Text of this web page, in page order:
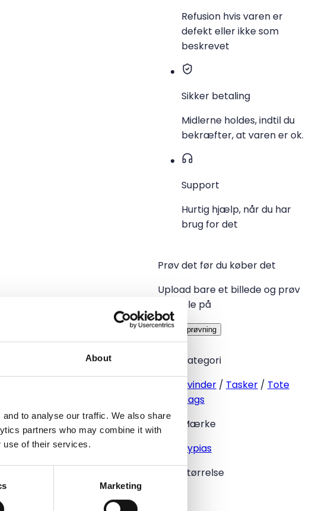
About
to analyse our traffic. We also share
partners who may combine it with
use of their services.
Marketing
Refusion hvis varen er
defekt eller ikke som
beskrevet
Sikker betaling
Midlerne holdes, indtil du
bekræfter, at varen er ok.
Support
Hurtig hjælp, når du har
brug for det
Prøv det før du køber det
Upload bare et billede og prøv
det hele på
Virtuel prøvning
Kategori
Kvinder / Tasker / Tote
bags
Mærke
Bypias
Størrelse